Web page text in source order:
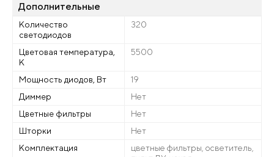
Дополнительные
Количество
светодиодов
320
Цветовая температура,
К
5500
Мощность диодов, Вт
19
Диммер
Нет
Цветные фильтры
Нет
Шторки
Нет
Комплектация
цветные фильтры, осветитель,